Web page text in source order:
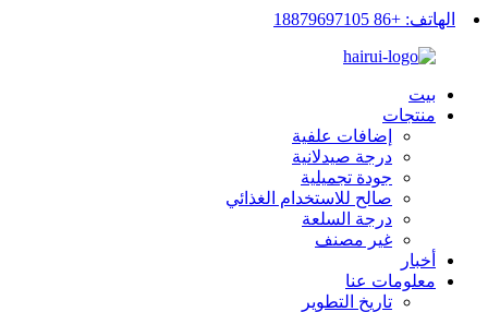
الهاتف: +86 18879697105
بيت
منتجات
إضافات علفية
درجة صيدلانية
جودة تجميلية
صالح للاستخدام الغذائي
درجة السلعة
غير مصنف
أخبار
معلومات عنا
تاريخ التطوير